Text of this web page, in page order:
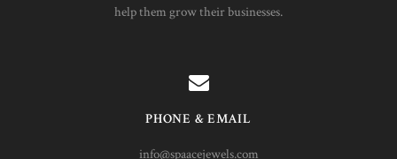
help them grow their businesses.
PHONE & EMAIL
info@spaacejewels.com